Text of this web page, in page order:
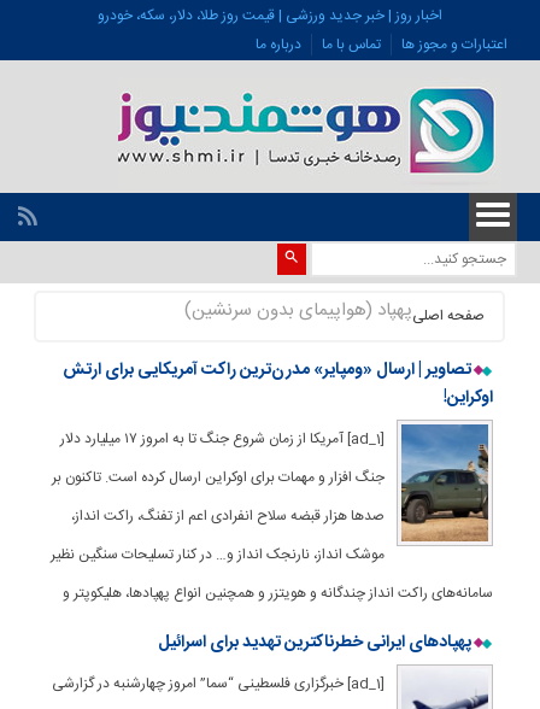
اخبار روز | خبر جدید ورزشی | قیمت روز طلا، دلار، سکه، خودرو
اعتبارات و مجوز ها
تماس با ما درباره ما
صفحه اصلیپهپاد (هواپیمای بدون سرنشین)
تصاویر | ارسال «ومپایر» مدرن‌ترین راکت آمریکایی برای ارتش
اوکراین!
[ad_1] آمریکا از زمان شروع جنگ تا به امروز ۱۷ میلیارد دلار
جنگ افزار و مهمات برای اوکراین ارسال کرده است. تاکنون بر
صدها هزار قبضه سلاح انفرادی اعم از تفنگ، راکت‌ انداز،
موشک‌ انداز، نارنجک‌ انداز و… در کنار تسلیحات سنگین نظیر
سامانه‌های راکت انداز چندگانه و هویتزر و همچنین انواع پهپادها، هلیکوپتر و
پهپادهای ایرانی خطرناکترین تهدید برای اسرائیل
[ad_1] خبرگزاری فلسطینی “سما” امروز چهارشنبه در گزارشی